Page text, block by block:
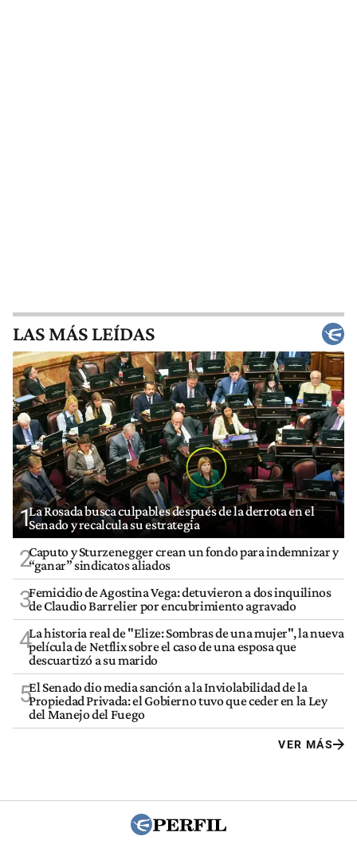
LAS MÁS LEÍDAS
1La Rosada busca culpables después de la derrota en el
Senado y recalcula su estrategia
2Caputo y Sturzenegger crean un fondo para indemnizar y
“ganar” sindicatos aliados
3Femicidio de Agostina Vega: detuvieron a dos inquilinos
de Claudio Barrelier por encubrimiento agravado
4La historia real de "Elize: Sombras de una mujer", la nueva
película de Netflix sobre el caso de una esposa que
descuartizó a su marido
5El Senado dio media sanción a la Inviolabilidad de la
Propiedad Privada: el Gobierno tuvo que ceder en la Ley
del Manejo del Fuego
VER MÁS